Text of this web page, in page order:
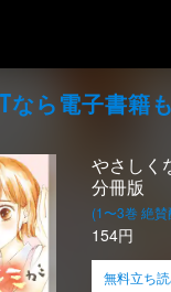
なら電⼦書籍
やさしく
分冊版
(1〜3巻 絶
154円
無料立ち